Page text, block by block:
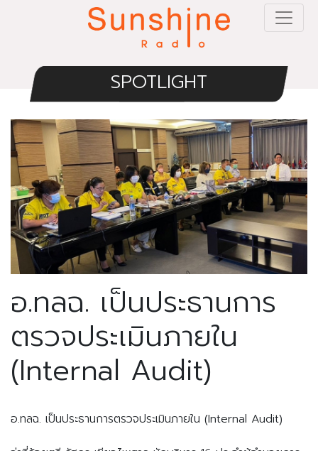
SPOTLIGHT
อ.ทลฉ. เป็นประธานการ
ตรวจประเมินภายใน
(Internal Audit)
อ.ทลฉ. เป็นประธานการตรวจประเมินภายใน (Internal Audit)